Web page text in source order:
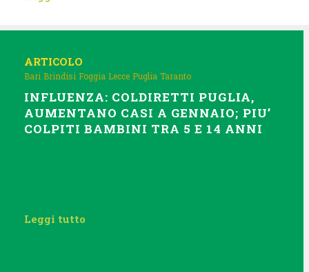
ARTICOLO
Bari Brindisi Foggia Lecce Puglia Taranto
INFLUENZA: COLDIRETTI PUGLIA,
AUMENTANO CASI A GENNAIO; PIU’
COLPITI BAMBINI TRA 5 E 14 ANNI
Leggi tutto